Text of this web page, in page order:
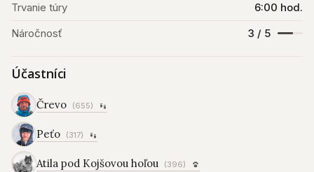
Trvanie túry
6:00 hod.
Náročnosť
3 / 5
Účastníci
Črevo (655)
Peťo (317)
Atila pod Kojšovou hoľou (396)